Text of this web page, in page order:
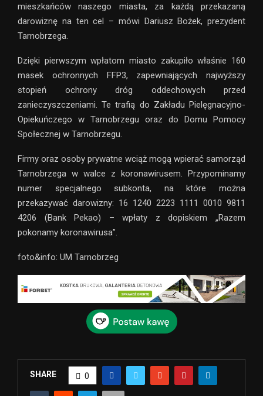
mieszkańców naszego miasta, za każdą przekazaną
darowiznę na ten cel – mówi Dariusz Bożek, prezydent
Tarnobrzega.
Dzięki pierwszym wpłatom miasto zakupiło właśnie 160
masek ochronnych FFP3, zapewniających najwyższy
stopień ochrony dróg oddechowych przed
zanieczyszczeniami. Te trafią do Zakładu Pielęgnacyjno-
Opiekuńczego w Tarnobrzegu oraz do Domu Pomocy
Społecznej w Tarnobrzegu.
Firmy oraz osoby prywatne wciąż mogą wpierać samorząd
Tarnobrzega w walce z koronawirusem. Przypominamy
numer specjalnego subkonta, na które można
przekazywać darowizny: 16 1240 2223 1111 0010 9811
4206 (Bank Pekao) – wpłaty z dopiskiem „Razem
pokonamy koronawirusa”.
foto&info: UM Tarnobrzeg
SHARE 0